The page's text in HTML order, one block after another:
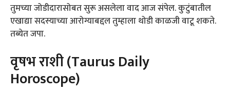
तुमच्या जोडीदारासोबत सुरू असलेला वाद आज संपेल. कुटुंबातील
एखाद्या सदस्याच्या आरोग्याबद्दल तुम्हाला थोडी काळजी वाटू शकते.
तब्येत जपा.
वृषभ राशी (Taurus Daily
Horoscope)